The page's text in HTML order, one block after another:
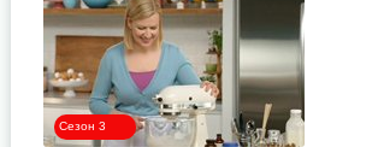
Сезон 3